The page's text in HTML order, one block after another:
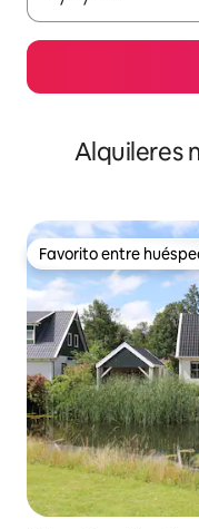
Alquileres
Favorito entre
Favorito entre